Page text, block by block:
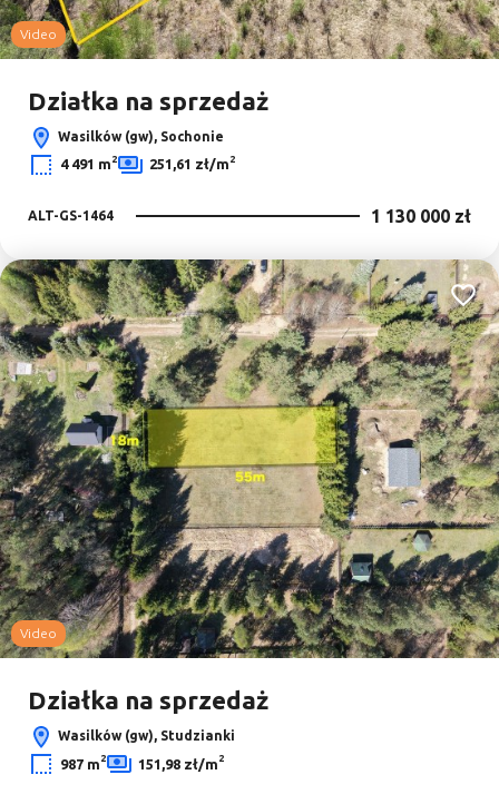
Video
Działka na sprzedaż
Wasilków (gw), Sochonie
4 491 m2 251,61 zł/m2
ALT-GS-1464 1 130 000 zł
Video
Działka na sprzedaż
Wasilków (gw), Studzianki
987 m2 151,98 zł/m2